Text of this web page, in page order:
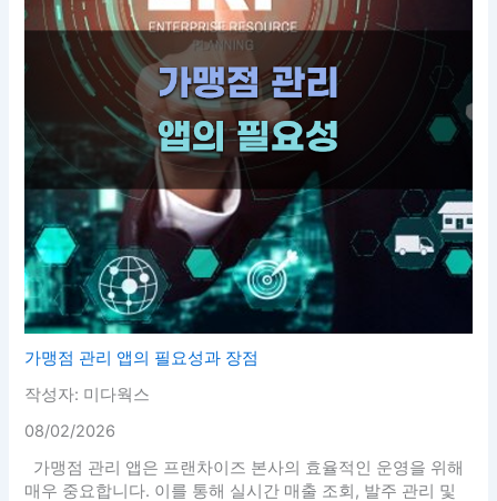
가맹점 관리 앱의 필요성과 장점
작성자: 미다웍스
08/02/2026
가맹점 관리 앱은 프랜차이즈 본사의 효율적인 운영을 위해
매우 중요합니다. 이를 통해 실시간 매출 조회, 발주 관리 및